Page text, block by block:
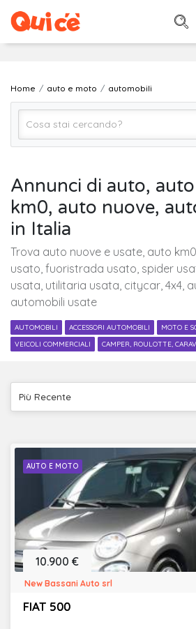
Home auto e moto automobili
Tutta Italia
Cerca
Annunci di auto,
km0, auto nuove,
in Italia
Trova auto nuove e usate, auto
usato, fuoristrada usato, spider
usata, utilitaria usata, citycar, 4x4,
automobili usate
AUTOMOBILI ACCESSORI AUTOMOBILI MOTO E
VEICOLI COMMERCIALI
CAMPER, ROULOTTE,
Più Recente
AUTO E MOTO
FIAT 500
10.900 €
New Bassani Auto srl